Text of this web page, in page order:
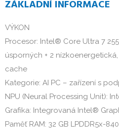
ZÁKLADNÍ INFORMACE
VÝKON
Procesor: Intel® Core Ultra 7
úsporných + 2 nízkoenergetická,
cache
Kategorie: AI PC – zařízení s
NPU (Neural Processing Unit):
Grafika: Integrovaná Intel®
Paměť RAM: 32 GB LPDDR5x-